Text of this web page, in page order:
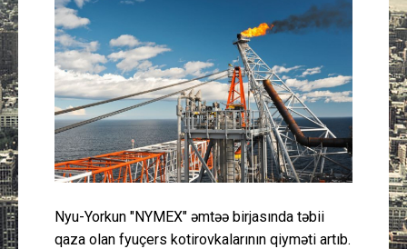
Mədəniyyət
Müsahibə
İdman
Layihə
Gündəm
Nyu-Yorkun "NYMEX" əmtəə birjasında təbii
qaza olan fyuçers kotirovkalarının qiyməti artıb.